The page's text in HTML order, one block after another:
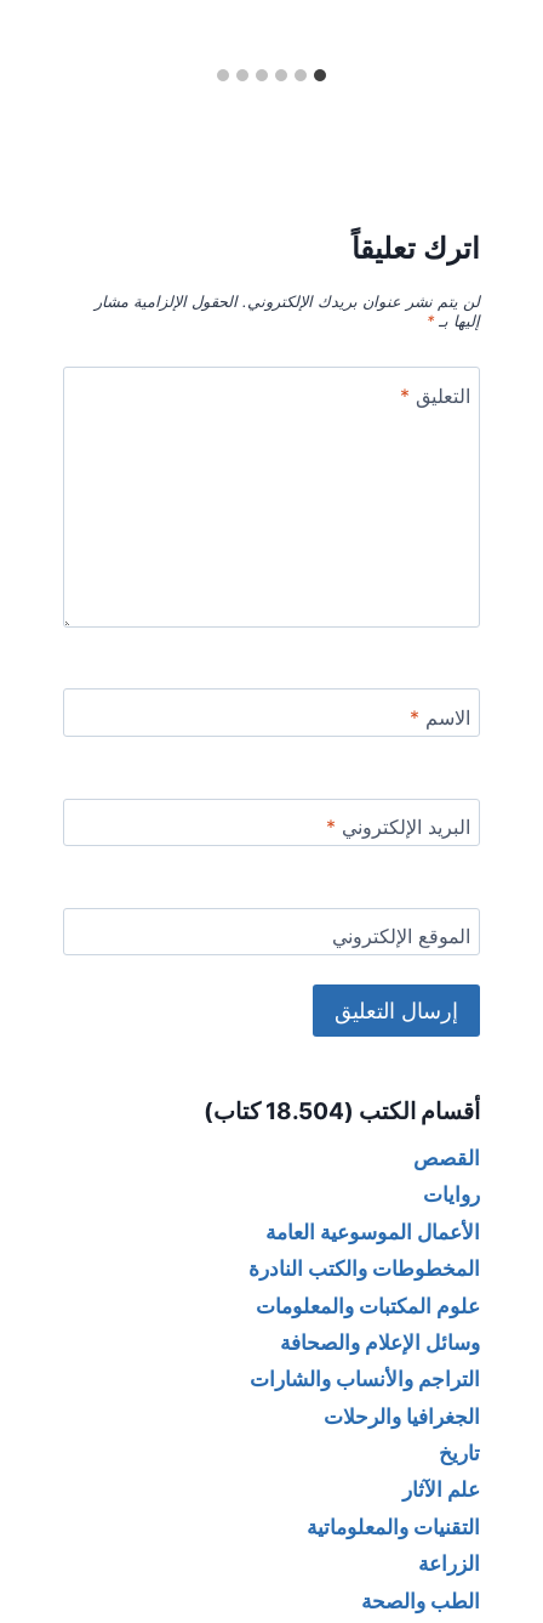
اترك تعليقاً
لن يتم نشر عنوان بريدك الإلكتروني. الحقول الإلزامية مشار
إليها بـ*
التعليق *
الاسم *
البريد الإلكتروني *
الموقع الإلكتروني
أقسام الكتب (18.504 كتاب)
القصص
روايات
الأعمال الموسوعية العامة
المخطوطات والكتب النادرة
علوم المكتبات والمعلومات
وسائل الإعلام والصحافة
التراجم والأنساب والشارات
الجغرافيا والرحلات
تاريخ
علم الآثار
التقنيات والمعلوماتية
الزراعة
الطب والصحة